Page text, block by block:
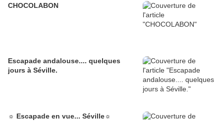
CHOCOLABON
Escapade andalouse.... quelques
jours à Séville.
☼ Escapade en vue... Séville☼